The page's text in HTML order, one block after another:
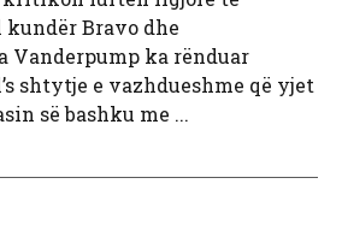
Bravo dhe
Vanderpump ka rënduar
shtytje e vazhdueshme që yjet
së bashku me ...